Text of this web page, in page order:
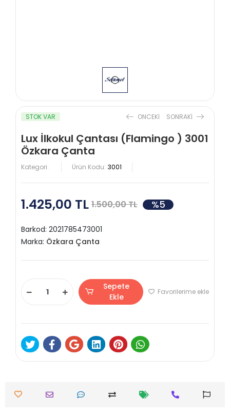
STOK VAR ONCEKI SONRAKI
Lux İlkokul Çantası (Flamingo ) 3001
Özkara Çanta
Kategori: Ürün Kodu: 3001
1.425,00 TL 1.500,00 TL %5
Barkod: 2021785473001
Marka: Özkara Çanta
Sepete
Ekle
Favorilerime ekle